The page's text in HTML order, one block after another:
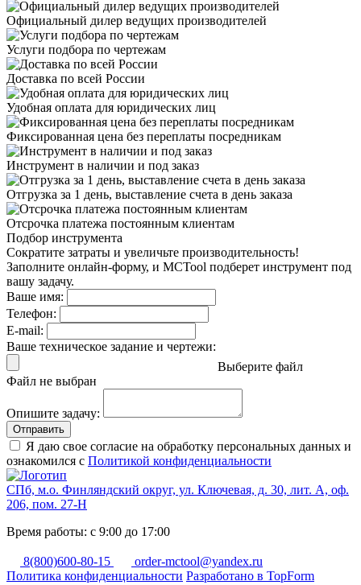
Официальный дилер ведущих производителей
Услуги подбора по чертежам
Доставка по всей России
Удобная оплата для юридических лиц
Фиксированная цена без переплаты посредникам
Инструмент в наличии и под заказ
Отгрузка за 1 день, выставление счета в день заказа
Отсрочка платежа постоянным клиентам
Подбор инструмента
Сократите затраты и увеличьте производительность!
Заполните онлайн-форму, и MCTool подберет инструмент под
вашу задачу.
Ваше имя:
Телефон:
E-mail:
Ваше техническое задание и чертежи:
Выберите файл
Файл не выбран
Опишите задачу:
Отправить
Я даю свое согласие на обработку персональных данных и
ознакомился с Политикой конфиденциальности
СПб, м.о. Финляндский округ, ул. Ключевая, д. 30, лит. А, оф.
206, пом. 27-Н
Время работы: с 9:00 до 17:00
8(800)600-80-15
order-mctool@yandex.ru
Политика конфиденциальности Разработано в TopForm